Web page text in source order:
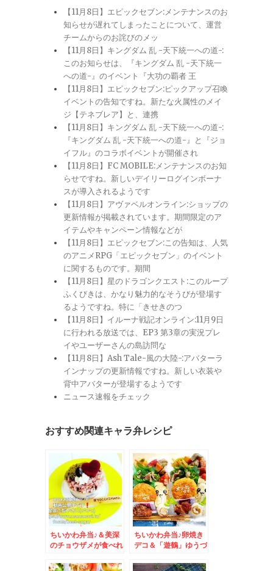
【11月8日】エピックセブン:メンテナンスのお
知らせが遅れてしまったことについて、運営
チームからのお詫びのメッ
【11月8日】キングダム 乱 -天下統一への道-:
このお知らせは、『キングダム 乱 -天下統一
への道-』のイベント『大功の覇者 王
【11月8日】エピックセブン:ピックアップ召喚
イベントの告知ですね。新たな火属性のメイ
ジ【テネブレア】と、連携
【11月8日】キングダム 乱 -天下統一への道-:
『キングダム 乱 -天下統一への道-』と『ジョ
イフル』のコラボイベントが開催され
【11月8日】FC MOBILE:メンテナンスのお知
らせですね。新しいデイリーログインボーナ
スが導入されるようです
【11月8日】アヴァベルオンライン:ショップの
更新情報が掲載されています。期間限定のア
イテムやキャンペーン情報などが
【11月8日】エピックセブン:この告知は、人気
のアニメRPG「エピックセブン」のイベント
に関するものです。期間
【11月8日】星のドラゴンクエスト:このループ
ふくびきは、かなり魅力的なそうびが登場す
るようですね。特に「きせきのつ
【11月8日】イルーナ戦記オンライン:11月9日
に行われる放送では、EP3 第3章の実況プレ
イやユーザーさんの島訪問な
【11月8日】Ash Tale-風の大陸-:アバターラ
インナップの更新情報ですね。新しい衣装や
背中アバターが登場するようです
ニュース速報をチェック
おすすめ関連キャラ弁レシピ
ちいかわ弁当♪＆美深
のチョウザメが食べれ
「パパクックキッチ
ちいかわ弁当♪卵焼き
デコ＆「遊鶴」ゆうづ
ンチ」おろしそば最強